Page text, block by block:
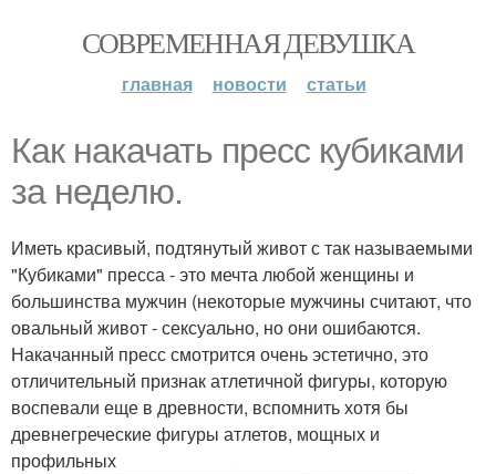
СОВРЕМЕННАЯ ДЕВУШКА
главная новости статьи
Как накачать пресс кубиками
за неделю.
Иметь красивый, подтянутый живот с так называемыми
"Кубиками" пресса - это мечта любой женщины и
большинства мужчин (некоторые мужчины считают, что
овальный живот - сексуально, но они ошибаются.
Накачанный пресс смотрится очень эстетично, это
отличительный признак атлетичной фигуры, которую
воспевали еще в древности, вспомнить хотя бы
древнегреческие фигуры атлетов, мощных и
профильных